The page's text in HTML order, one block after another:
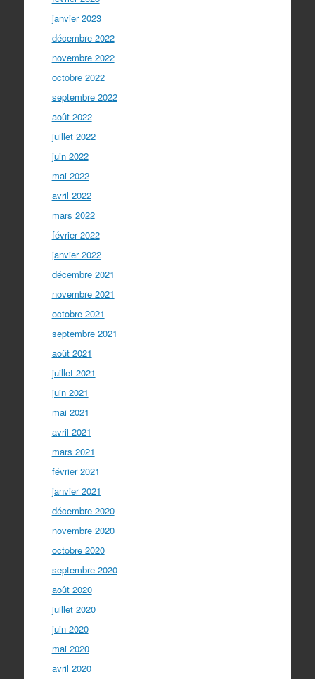
janvier 2023
décembre 2022
novembre 2022
octobre 2022
septembre 2022
août 2022
juillet 2022
juin 2022
mai 2022
avril 2022
mars 2022
février 2022
janvier 2022
décembre 2021
novembre 2021
octobre 2021
septembre 2021
août 2021
juillet 2021
juin 2021
mai 2021
avril 2021
mars 2021
février 2021
janvier 2021
décembre 2020
novembre 2020
octobre 2020
septembre 2020
août 2020
juillet 2020
juin 2020
mai 2020
avril 2020